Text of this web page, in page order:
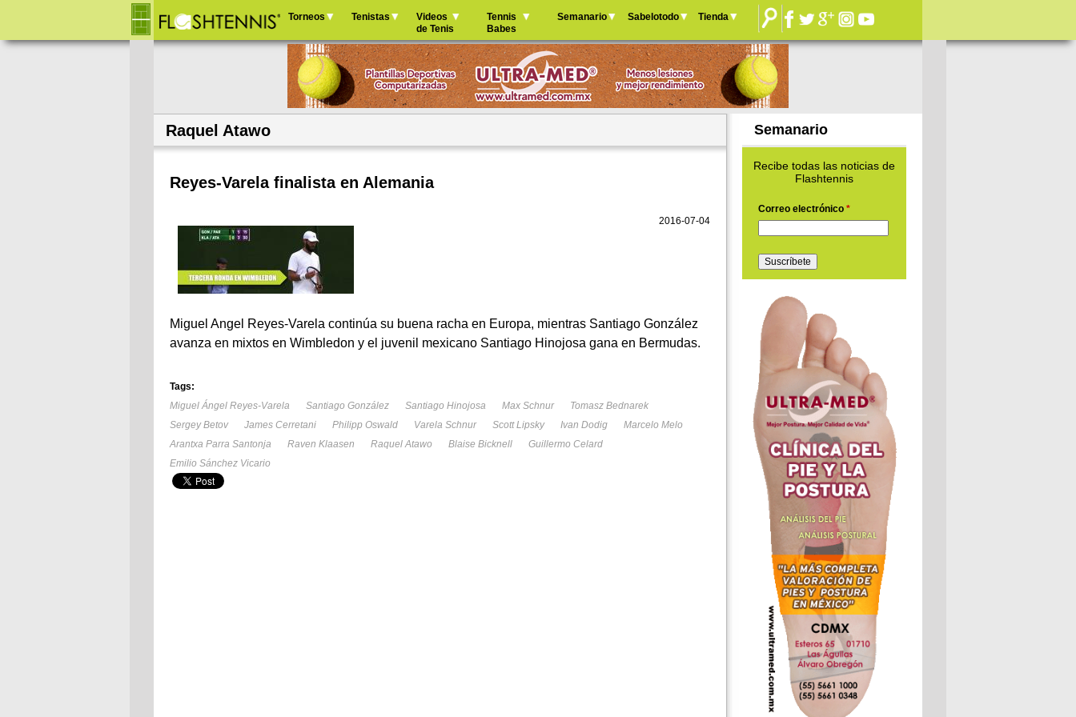
Jump to navigation
principal
Torneos Tenistas
Videos
de Tenis
Tennis
Babes
Semanario Sabelotodo Tienda
Raquel Atawo
Reyes-Varela finalista en Alemania
2016-07-04
Miguel Angel Reyes-Varela continúa su buena racha en Europa, mientras Santiago González
avanza en mixtos en Wimbledon y el juvenil mexicano Santiago Hinojosa gana en Bermudas.
Tags:
Miguel Ángel Reyes-Varela
Santiago González Santiago Hinojosa Max Schnur
Tomasz Bednarek
Sergey Betov
James Cerretani Philipp Oswald Varela Schnur Scott Lipsky Ivan Dodig
Marcelo Melo
Arantxa Parra Santonja
Raven Klaasen Raquel Atawo Blaise Bicknell
Guillermo Celard
Emilio Sánchez Vicario
Semanario
Recibe todas las noticias de
Flashtennis
Correo electrónico *